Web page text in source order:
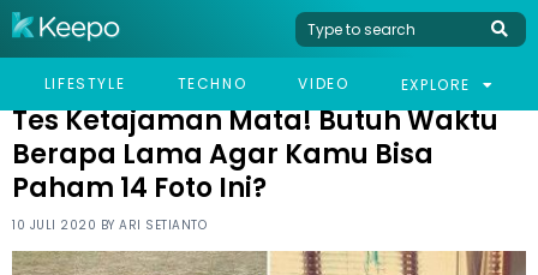
LIFESTYLE TECHNO VIDEO EXPLORE
HOME HUMOR
TES KETAJAMAN MATA! BUTUH WAKTU BERAPA LAMA AGAR
Tes Ketajaman Mata! Butuh Waktu
Berapa Lama Agar Kamu Bisa
Paham 14 Foto Ini?
10 JULI 2020 BY ARI SETIANTO